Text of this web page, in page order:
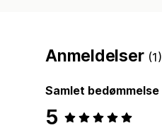
Anmeldelser (1)
Samlet bedømmelse
5